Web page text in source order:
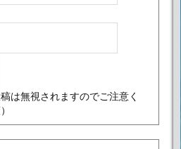
は無視されますのでご注意く